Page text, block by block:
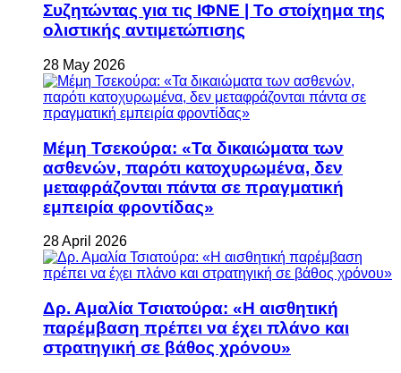
Συζητώντας για τις ΙΦΝΕ | Το στοίχημα της
ολιστικής αντιμετώπισης
28 May 2026
Μέμη Τσεκούρα: «Τα δικαιώματα των
ασθενών, παρότι κατοχυρωμένα, δεν
μεταφράζονται πάντα σε πραγματική
εμπειρία φροντίδας»
28 April 2026
Δρ. Αμαλία Τσιατούρα: «Η αισθητική
παρέμβαση πρέπει να έχει πλάνο και
στρατηγική σε βάθος χρόνου»